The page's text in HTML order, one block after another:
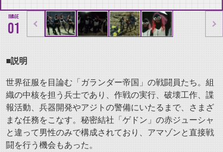
01
■説明
世界征服を目論む「ガランダー帝国」の戦闘員たち。組
織の中核を担う兵士であり、作戦の実行、破壊工作、諜
報活動、兵器開発やアジトの警備にいたるまで、さまざ
まな任務をこなす。秘密結社「ゲドン」の赤ジューシャ
と違って男性のみで構成されており、アマゾンと直接戦
闘を行う機会もあった。